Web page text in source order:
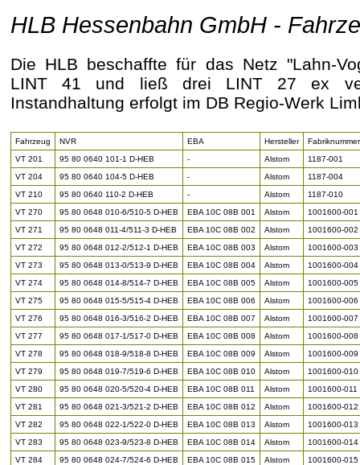
HLB Hessenbahn GmbH -
Die HLB beschaffte für das Netz "Lahn-
LINT 41 und ließ drei LINT 27 ex
Instandhaltung erfolgt im DB Regio-Werk
Fahrzeug NVR EBA Hersteller
Fabriknummer
VT 201
95 80 0640 101-1 D-HEB - Alstom
1187-001
VT 204
95 80 0640 104-5 D-HEB - Alstom
1187-004
VT 210
95 80 0640 110-2 D-HEB - Alstom
1187-010
VT 270
95 80 0648 010-6/510-5 D-HEB EBA 10C 08B 001 Alstom
1001600-001
VT 271
95 80 0648 011-4/511-3 D-HEB EBA 10C 08B 002 Alstom
1001600-002
VT 272
95 80 0648 012-2/512-1 D-HEB EBA 10C 08B 003 Alstom
1001600-003
VT 273
95 80 0648 013-0/513-9 D-HEB EBA 10C 08B 004 Alstom
1001600-004
VT 274
95 80 0648 014-8/514-7 D-HEB EBA 10C 08B 005 Alstom
1001600-005
VT 275
95 80 0648 015-5/515-4 D-HEB EBA 10C 08B 006 Alstom
1001600-006
VT 276
95 80 0648 016-3/516-2 D-HEB EBA 10C 08B 007 Alstom
1001600-007
VT 277
95 80 0648 017-1/517-0 D-HEB EBA 10C 08B 008 Alstom
1001600-008
VT 278
95 80 0648 018-9/518-8 D-HEB EBA 10C 08B 009 Alstom
1001600-009
VT 279
95 80 0648 019-7/519-6 D-HEB EBA 10C 08B 010 Alstom
1001600-010
VT 280
95 80 0648 020-5/520-4 D-HEB EBA 10C 08B 011 Alstom
1001600-011
VT 281
95 80 0648 021-3/521-2 D-HEB EBA 10C 08B 012 Alstom
1001600-012
VT 282
95 80 0648 022-1/522-0 D-HEB EBA 10C 08B 013 Alstom
1001600-013
VT 283
95 80 0648 023-9/523-8 D-HEB EBA 10C 08B 014 Alstom
1001600-014
VT 284
95 80 0648 024-7/524-6 D-HEB EBA 10C 08B 015 Alstom
1001600-015